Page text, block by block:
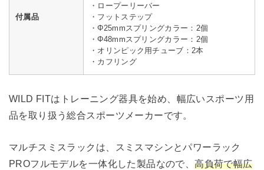
付属品
・ロープーリーバー
・フットステップ
・Φ25mmスプリングカラー：2個
・Φ48mmスプリングカラー：2個
・オリンピック用チューブ：2本
・カフリング
WILD FITはトレーニング器具を始め、幅広いスポーツ用
品を取り扱う総合スポーツメーカーです。
マルチスミスラックは、スミスマシンとパワーラック
PROフルモデルを一体化した製品なので、高負荷で幅広